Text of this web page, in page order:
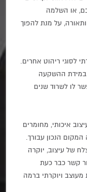
או השלמה
על מנת להפוך
לסוגי ריהוט אחרים.
במידת ההשקעה
לו לשרוד שנים
איכותי, מחומרים
הנכון עבורך.
של עיצוב, יוקרה
קשר כבר כעת
ויוקרתי ברמה